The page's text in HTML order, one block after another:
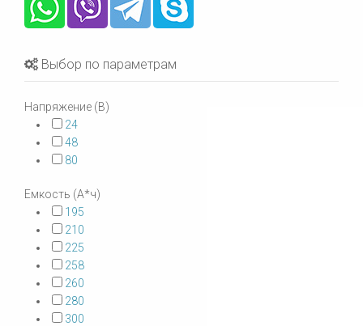
Выбор по параметрам
Напряжение (В)
24
48
80
Емкость (А*ч)
195
210
225
258
260
280
300